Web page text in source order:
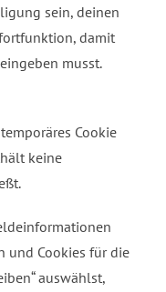
sein, deinen
damit
musst.
Cookie
keine
und Cookies für die
auswählst,